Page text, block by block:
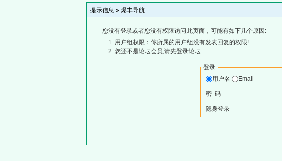
提示信息 » 爆丰导航
您没有登录或者您没有权限访问此页面，可能有如下几个原因:
用户组权限：你所属的用户组没有发表回复的权限!
您还不是论坛会员,请先登录论坛
登录
用户名
Email
密 码
隐身登录